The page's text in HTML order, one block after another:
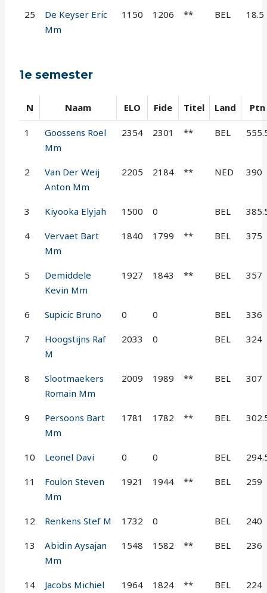
25
De Keyser Eric
Mm
1150 1206 ** BEL 18.5
1e semester
N Naam ELO Fide Titel Land Ptn
1
Goossens Roel
Mm
2354 2301 ** BEL
2
Van Der Weij
Anton Mm
2205 2184 ** NED 390
3 Kiyooka Elyjah 1500 0 BEL
4
Vervaet Bart
Mm
1840 1799 ** BEL 375
5
Demiddele
Kevin Mm
1927 1843 ** BEL 357
6 Supicic Bruno 0 0 BEL 336
7
Hoogstijns Raf
M
2033 0 BEL 324
8
Slootmaekers
Romain Mm
2009 1989 ** BEL 307
9
Persoons Bart
Mm
1781 1782 ** BEL
10 Leonel Davi 0 0 BEL
11
Foulon Steven
Mm
1921 1944 ** BEL 259
12 Renkens Stef M 1732 0 BEL 240
13
Abidin Aysajan
Mm
1548 1582 ** BEL 236
14
Jacobs Michiel
1964 1824 ** BEL 224